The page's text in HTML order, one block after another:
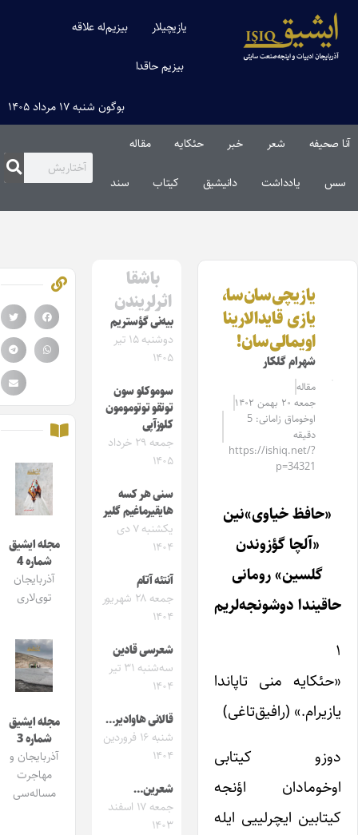
یازیچیلار بیزیم‌له علاقه
بیزیم حاقدا
بوگون شنبه ۱۷ مرداد ۱۴۰۵
آنا صحیفه شعر خبر حئکایه مقاله‌
سس یادداشت دانیشیق کیتاب سند
یازیچی‌سان‌سا،
یازی قایدالارینا
اویمالی‌سان!
شهرام گلکار
مقاله‌
جمعه ۲۰ بهمن ۱۴۰۲
اوخوماق زامانی: 5
دقیقه
https://ishiq.net/?
p=34321
«حافظ خیاوی»‌نین
«آلچا گؤزوندن
گلسین» رومانی
حاقیندا دوشونجه‌لریم
«حئکایه منی تاپاندا
یازیرام.» (رافیق‌تاغی)
دوزو کیتابی
اوخومادان اؤنجه
کیتابین ایچرلییی ایله
باشقا
اثرلریندن
بیه‌نی گؤستریم
دوشنبه ۱۵ تیر
۱۴۰۵
سوموکلو سون
توتقو توتومومون
کلوزآپی
جمعه ۲۹ خرداد
۱۴۰۵
سنی هر کسه
هایقیرماغیم گلیر
یکشنبه ۷ دی
۱۴۰۴
آنتئه آتام
جمعه ۲۸ شهریور
۱۴۰۴
شعرسی قادین
سه‌شنبه ۳۱ تیر
۱۴۰۴
قالانی هاوادیر…
شنبه ۱۶ فروردین
۱۴۰۴
شعرین…
جمعه ۱۷ اسفند
۱۴۰۳
مجله ایشیق
شماره 4
آذربایجان
توی‌لاری
مجله ایشیق
شماره 3
آذربایجان و
مهاجرت
مساله‌سی